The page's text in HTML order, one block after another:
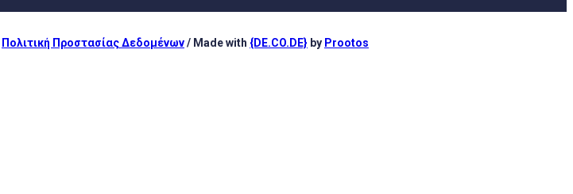
Πολιτική Προστασίας Δεδομένων/ Made with {DE.CO.DE} by Prootos